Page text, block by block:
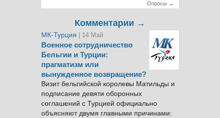
Опросы →
Комментарии →
МК-Турция | 14 Май
Военное сотрудничество
Бельгии и Турции:
прагматизм или
вынужденное возвращение?
Визит бельгийской королевы Матильды и
подписание девяти оборонных
соглашений с Турцией официально
объясняют двумя главными причинами: